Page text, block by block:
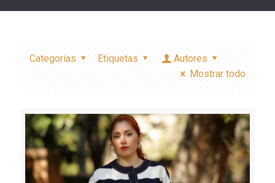
Categorias Etiquetas
Autores
Mostrar todo